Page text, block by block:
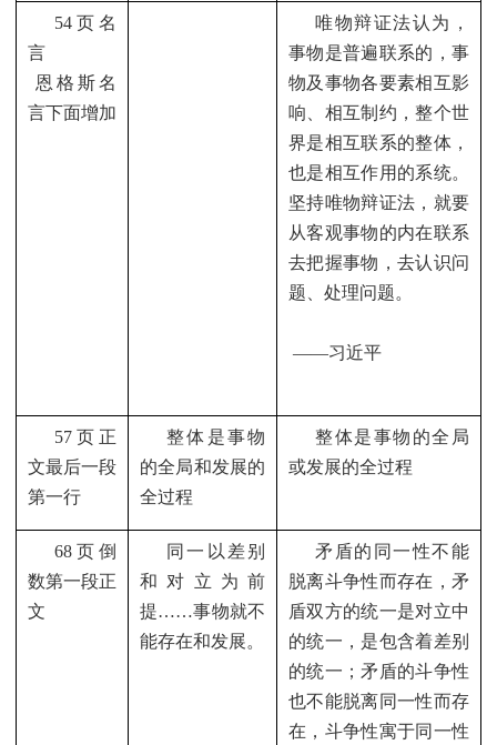
54 页名
言
恩格斯名
言下面增加
唯物辩证法认为，
事物是普遍联系的，事
物及事物各要素相互影
响、相互制约，整个世
界是相互联系的整体，
也是相互作用的系统。
坚持唯物辩证法，就要
从客观事物的内在联系
去把握事物，去认识问
题、处理问题。
——习近平
57 页正
文最后一段
第一行
整体是事物
的全局和发展的
全过程
整体是事物的全局
或发展的全过程
68 页倒
数第一段正
文
同一以差别
和对立为前
提……事物就不
能存在和发展。
矛盾的同一性不能
脱离斗争性而存在，矛
盾双方的统一是对立中
的统一，是包含着差别
的统一；矛盾的斗争性
也不能脱离同一性而存
在，斗争性寓于同一性